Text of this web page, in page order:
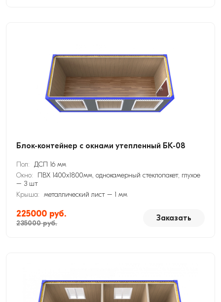
Блок-контейнер с окнами утепленный БК-08
Пол: ДСП 16 мм
Окно:
ПВХ 1400х1800мм, однокамерный стеклопакет, глухое
– 3 шт
Крыша: металлический лист – 1 мм
225000 руб.
235000 руб.
Заказать